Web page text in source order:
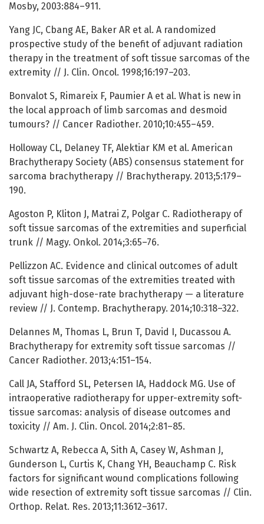
Mosby, 2003:884–911.
Yang JC, Cbang AE, Baker AR et al. A randomized
prospective study of the benefit of adjuvant radiation
therapy in the treatment of soft tissue sarcomas of the
extremity // J. Clin. Oncol. 1998;16:197–203.
Bonvalot S, Rimareix F, Paumier A et al. What is new in
the local approach of limb sarcomas and desmoid
tumours? // Cancer Radiother. 2010;10:455–459.
Holloway CL, Delaney TF, Alektiar KM et al. American
Brachytherapy Society (ABS) consensus statement for
sarcoma brachytherapy // Brachytherapy. 2013;5:179–
190.
Agoston P, Kliton J, Matrai Z, Polgar C. Radiotherapy of
soft tissue sarcomas of the extremities and superficial
trunk // Magy. Onkol. 2014;3:65–76.
Pellizzon AC. Evidence and clinical outcomes of adult
soft tissue sarcomas of the extremities treated with
adjuvant high-dose-rate brachytherapy — a literature
review // J. Contemp. Brachytherapy. 2014;10:318–322.
Delannes M, Thomas L, Brun T, David I, Ducassou A.
Brachytherapy for extremity soft tissue sarcomas //
Cancer Radiother. 2013;4:151–154.
Call JA, Stafford SL, Petersen IA, Haddock MG. Use of
intraoperative radiotherapy for upper-extremity soft-
tissue sarcomas: analysis of disease outcomes and
toxicity // Am. J. Clin. Oncol. 2014;2:81–85.
Schwartz A, Rebecca A, Sith A, Casey W, Ashman J,
Gunderson L, Curtis K, Chang YH, Beauchamp C. Risk
factors for significant wound complications following
wide resection of extremity soft tissue sarcomas // Clin.
Orthop. Relat. Res. 2013;11:3612–3617.